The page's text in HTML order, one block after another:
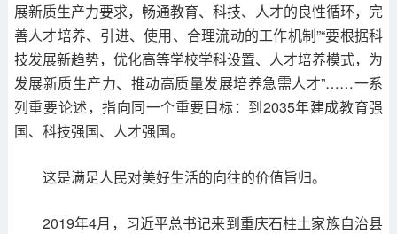
展新质生产力要求，畅通教育、科技、人才的良性循环，完
善人才培养、引进、使用、合理流动的工作机制”“要根据科
技发展新趋势，优化高等学校学科设置、人才培养模式，为
发展新质生产力、推动高质量发展培养急需人才”……一系
列重要论述，指向同一个重要目标：到2035年建成教育强
国、科技强国、人才强国。
这是满足人民对美好生活的向往的价值旨归。
2019年4月，习近平总书记来到重庆石柱土家族自治县